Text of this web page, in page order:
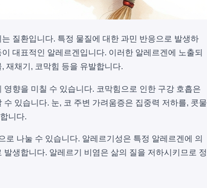
질환입니다. 특정 물질에 대한 과민 반응으로 발생하
대표적인 알레르겐입니다. 이러한 알레르겐에 노출되
재채기, 코막힘 등을 유발합니다.
향을 미칠 수 있습니다. 코막힘으로 인한 구강 호흡은
있습니다. 눈, 코 주변 가려움증은 집중력 저하를, 콧물
니다.
로 나눌 수 있습니다. 알레르기성은 특정 알레르겐에 의
생합니다. 알레르기 비염은 삶의 질을 저하시키므로 정